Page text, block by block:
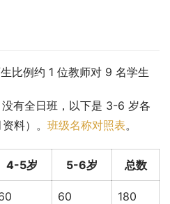
比例约 1 位教师对 9 名学生
有全日班，以下是 3-6 岁各
料）。 班级名称对照表。
4-5岁 5-6岁 总数
60 180